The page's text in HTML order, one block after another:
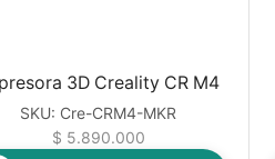
3D Creality CR M4
SKU: Cre-CRM4-MKR
$ 5.890.000